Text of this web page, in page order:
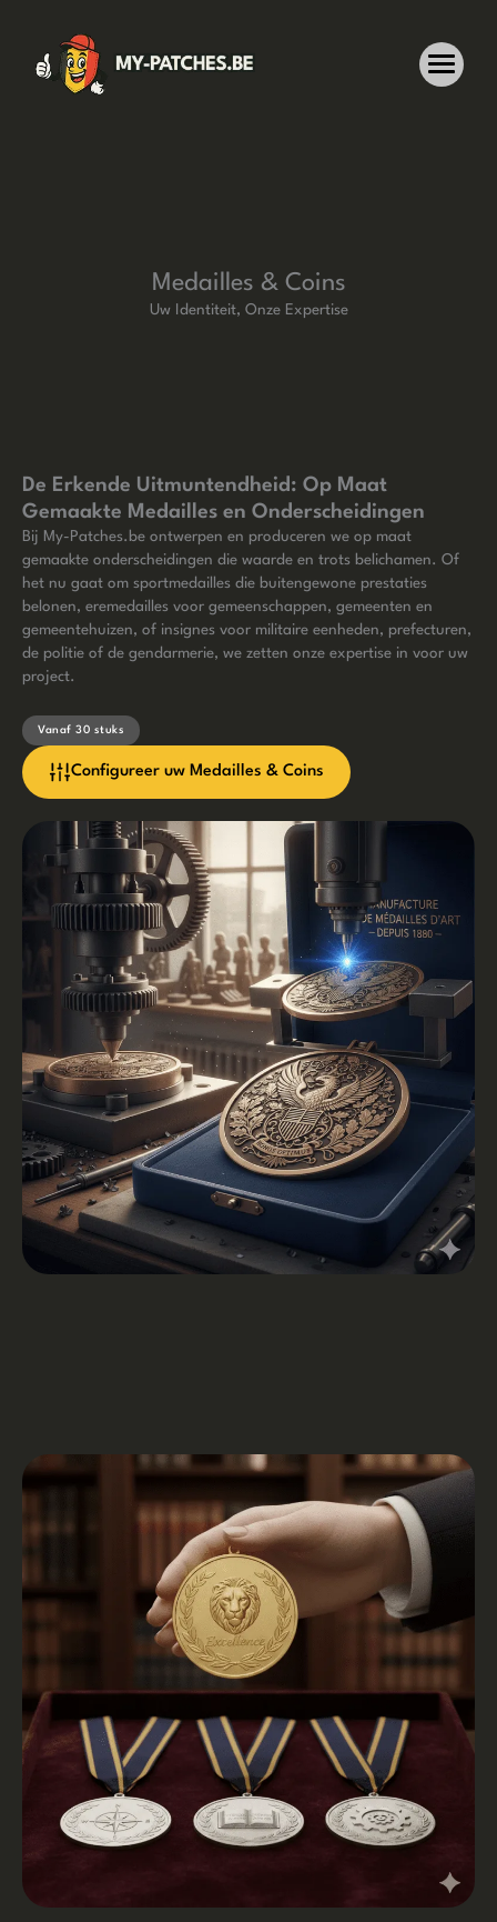
Medailles & Coins
Uw Identiteit, Onze Expertise
De Erkende Uitmuntendheid: Op Maat
Gemaakte Medailles en Onderscheidingen
Bij My-Patches.be ontwerpen en produceren we op maat
gemaakte onderscheidingen die waarde en trots belichamen. Of
het nu gaat om sportmedailles die buitengewone prestaties
belonen, eremedailles voor gemeenschappen, gemeenten en
gemeentehuizen, of insignes voor militaire eenheden, prefecturen,
de politie of de gendarmerie, we zetten onze expertise in voor uw
project.
Vanaf 30 stuks
Configureer uw Medailles & Coins